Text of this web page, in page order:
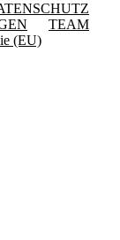
TEAM
(EU)